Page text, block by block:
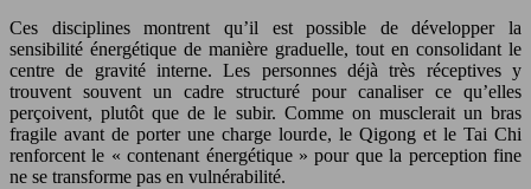
Ces disciplines montrent qu’il est possible de développer la
sensibilité énergétique de manière graduelle, tout en consolidant le
centre de gravité interne. Les personnes déjà très réceptives y
trouvent souvent un cadre structuré pour canaliser ce qu’elles
perçoivent, plutôt que de le subir. Comme on musclerait un bras
fragile avant de porter une charge lourde, le Qigong et le Tai Chi
renforcent le « contenant énergétique » pour que la perception fine
ne se transforme pas en vulnérabilité.